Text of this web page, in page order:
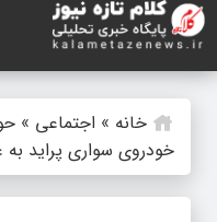
خانه » اجتماعی »
خودروی سواری پراید